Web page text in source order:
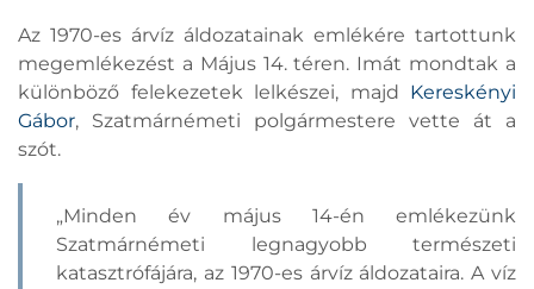
Az 1970-es árvíz áldozatainak emlékére tartottunk
megemlékezést a Május 14. téren. Imát mondtak a
különböző felekezetek lelkészei, majd Kereskényi
Gábor, Szatmárnémeti polgármestere vette át a
szót.
„Minden év május 14-én emlékezünk
Szatmárnémeti legnagyobb természeti
katasztrófájára, az 1970-es árvíz áldozataira. A víz